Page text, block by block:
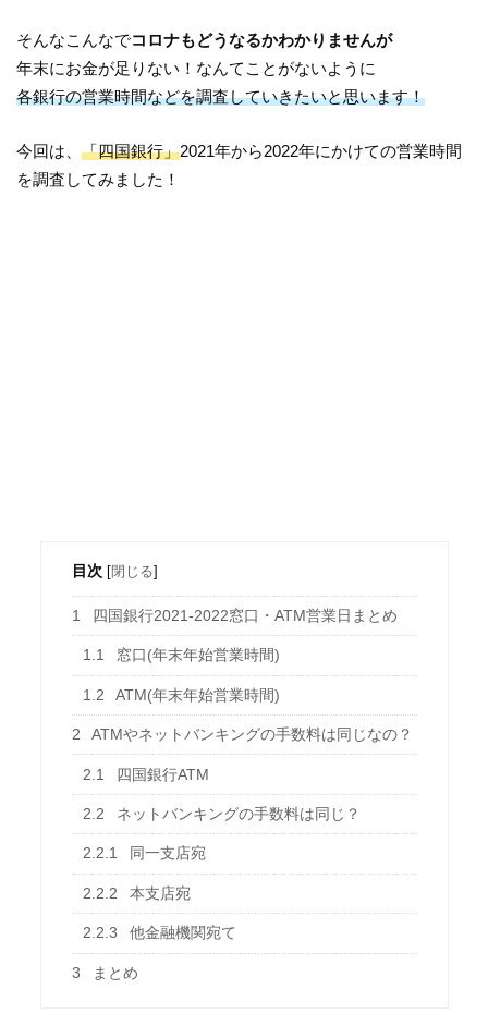
そんなこんなでコロナもどうなるかわかりませんが
年末にお金が足りない！なんてことがないように
各銀行の営業時間などを調査していきたいと思います！
今回は、「四国銀行」2021年から2022年にかけての営業時間
を調査してみました！
目次 [閉じる]
1 四国銀行2021-2022窓口・ATM営業日まとめ
1.1 窓口(年末年始営業時間)
1.2 ATM(年末年始営業時間)
2 ATMやネットバンキングの手数料は同じなの？
2.1 四国銀行ATM
2.2 ネットバンキングの手数料は同じ？
2.2.1 同一支店宛
2.2.2 本支店宛
2.2.3 他金融機関宛て
3 まとめ